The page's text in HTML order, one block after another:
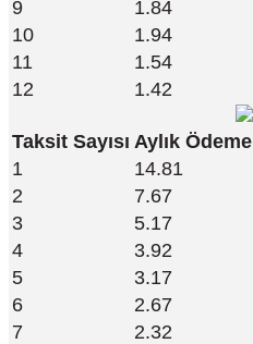
9
1.84
10
1.94
11
1.54
12
1.42
Taksit Sayısı Aylık Ödeme
1
14.81
2
7.67
3
5.17
4
3.92
5
3.17
6
2.67
7
2.32